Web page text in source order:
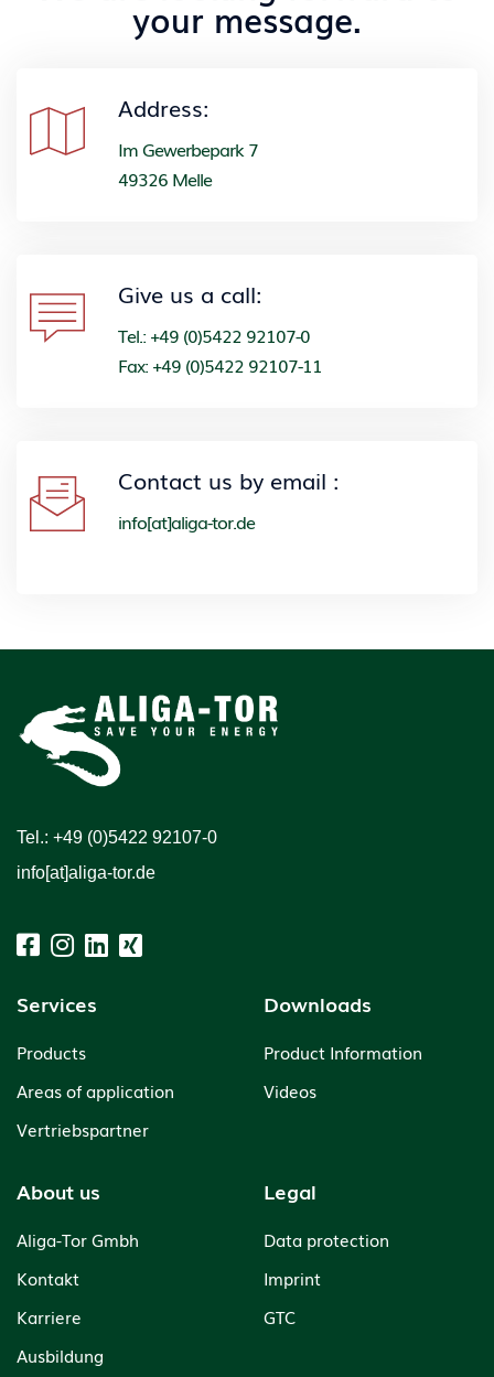
your message.
Address:
Im Gewerbepark 7
49326 Melle
Give us a call:
Tel.: +49 (0)5422 92107-0
Fax: +49 (0)5422 92107-11
Contact us by email :
info[at]aliga-tor.de
Tel.: +49 (0)5422 92107-0
info[at]aliga-tor.de
Services
Products
Areas of application
Vertriebspartner
Downloads
Product Information
Videos
About us
Aliga-Tor Gmbh
Kontakt
Karriere
Ausbildung
Legal
Data protection
Imprint
GTC